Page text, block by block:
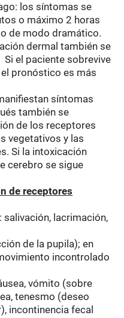
los síntomas se
o máximo 2 horas
de modo dramático.
dermal también se
el paciente sobrevive
pronóstico es más
síntomas
también se
de los receptores
vegetativos y las
Si la intoxicación
cerebro se sigue
de receptores
: salivación, lacrimación,
de la pupila); en
incontrolado
vómito (sobre
tenesmo (deseo
incontinencia fecal